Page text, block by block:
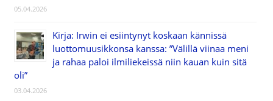
05.04.2026
Kirja: Irwin ei esiintynyt koskaan kännissä
luottomuusikkonsa kanssa: ”Välillä viinaa meni
ja rahaa paloi ilmiliekeissä niin kauan kuin sitä
oli”
03.04.2026